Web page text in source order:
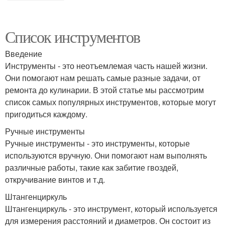
Список инструментов
Введение
Инструменты - это неотъемлемая часть нашей жизни.
Они помогают нам решать самые разные задачи, от
ремонта до кулинарии. В этой статье мы рассмотрим
список самых популярных инструментов, которые могут
пригодиться каждому.
Ручные инструменты
Ручные инструменты - это инструменты, которые
используются вручную. Они помогают нам выполнять
различные работы, такие как забитие гвоздей,
откручивание винтов и т.д.
Штангенциркуль
Штангенциркуль - это инструмент, который используется
для измерения расстояний и диаметров. Он состоит из